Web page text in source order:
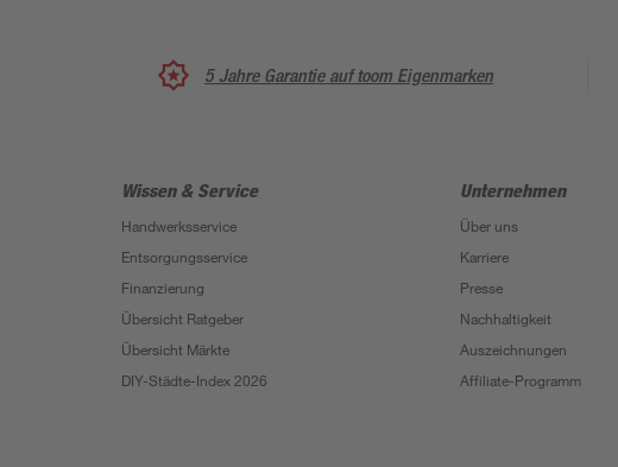
5 Jahre Garantie auf toom Eigenmarken
Wissen & Service
Handwerksservice
Entsorgungsservice
Finanzierung
Übersicht Ratgeber
Übersicht Märkte
DIY-Städte-Index 2026
Unternehmen
Über uns
Karriere
Presse
Nachhaltigkeit
Auszeichnungen
Affiliate-Programm